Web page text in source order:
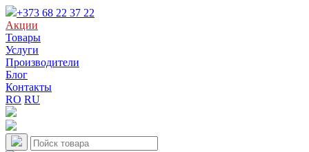
+373 68 22 37 22
Акции
Товары
Услуги
Производители
Блог
Контакты
RO RU